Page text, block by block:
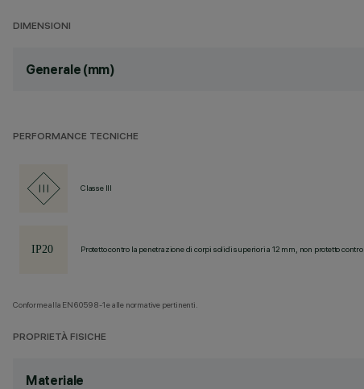
DIMENSIONI
Generale (mm)
PERFORMANCE TECNICHE
Classe III
Protetto contro la penetrazione di corpi solidi superiori a 12 mm, non protetto
Conforme alla EN60598-1 e alle normative pertinenti.
PROPRIETÀ FISICHE
Materiale